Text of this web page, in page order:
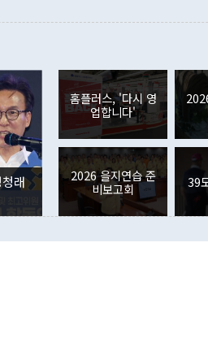
관은 업무보고 사후 브리핑에서 정
이 9월 러시아 블라디보스토크에서
며 "정부 차원에서 (참석을) 검토하고
은 "그것은 외교부의 몫"이라며 "아
잘랐다. 정 장관이 이날 소개한 대북
않았다는 점에서 문제가 있다. 특히
사합의 복원, 4자회담 추진 등은 통일
권이라는 지적이 나오고 있다. 이 대통
뒤 "여기 업무보고에 발표했다고 승인
부의 한 소식통은 "정 장관의 발언 내
를 거쳐 결정된 사안이 아닌 정 장관
련 부처 장관이 정부의 공식 정책이
하고 대통령의 면전에서 '국군통수권
는 배당수입이 늘어난 데다 전월 분
였던 올해 3월(369억9000만달러)을
인의 해외투자가 80억1000만달러,
각각 증가했다. 증권투자에서는 외국
국인의 국내 주식 투자는 차익실현
감소하며 전월(-310억5000만달러)에
경신했다. 외국인의 국내 채권투자는
분기 말 만기도래 영향으로 증가 폭이
다. 내국인의 해외 증권투자는 주식
다. eoyn2@newspim.com
래
홈플러스, '다시 영
업합니다'
2026 을지연습 준
비보고회
39